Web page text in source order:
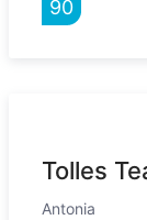
90
Tolles
Antonia